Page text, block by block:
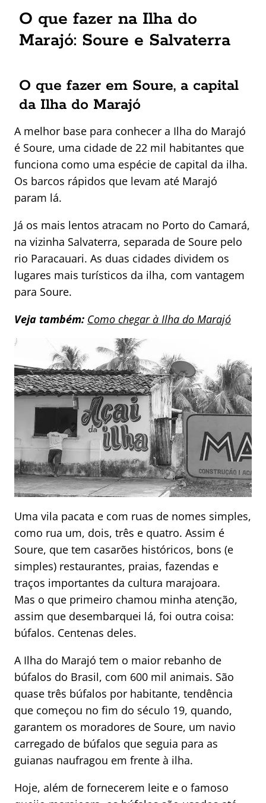
O que fazer na Ilha do
Marajó: Soure e Salvaterra
O que fazer em Soure, a capital
da Ilha do Marajó
A melhor base para conhecer a Ilha do Marajó
é Soure, uma cidade de 22 mil habitantes que
funciona como uma espécie de capital da ilha.
Os barcos rápidos que levam até Marajó
param lá.
Já os mais lentos atracam no Porto do Camará,
na vizinha Salvaterra, separada de Soure pelo
rio Paracauari. As duas cidades dividem os
lugares mais turísticos da ilha, com vantagem
para Soure.
Veja também: Como chegar à Ilha do Marajó
Uma vila pacata e com ruas de nomes simples,
como rua um, dois, três e quatro. Assim é
Soure, que tem casarões históricos, bons (e
simples) restaurantes, praias, fazendas e
traços importantes da cultura marajoara.
Mas o que primeiro chamou minha atenção,
assim que desembarquei lá, foi outra coisa:
búfalos. Centenas deles.
A Ilha do Marajó tem o maior rebanho de
búfalos do Brasil, com 600 mil animais. São
quase três búfalos por habitante, tendência
que começou no fim do século 19, quando,
garantem os moradores de Soure, um navio
carregado de búfalos que seguia para as
guianas naufragou em frente à ilha.
Hoje, além de fornecerem leite e o famoso